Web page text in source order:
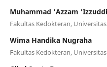
Muhammad 'Azzam
Fakultas Kedokteran,
Wima Handika Nugraha
Fakultas Kedokteran,